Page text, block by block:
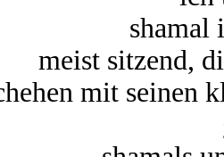
shamal
meist sitzend,
mit seinen